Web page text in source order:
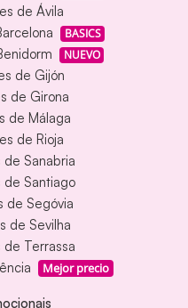
de Ávila
BASICS
NUEVO
de Gijón
de Girona
de Málaga
de Rioja
de Sanabria
de Santiago
de Segóvia
de Sevilha
de Terrassa
Mejor precio